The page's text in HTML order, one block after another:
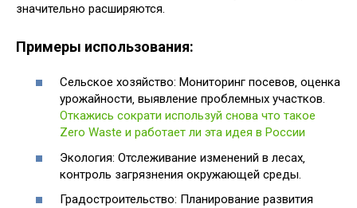
значительно расширяются.
Примеры использования:
Сельское хозяйство: Мониторинг посевов‚ оценка
урожайности‚ выявление проблемных участков.
Откажись сократи используй снова что такое
Zero Waste и работает ли эта идея в России
Экология: Отслеживание изменений в лесах‚
контроль загрязнения окружающей среды.
Градостроительство: Планирование развития